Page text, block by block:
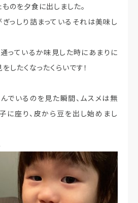
のを夕食に出しました。
っしり詰まっているそれは美味し
っているか味見した時にあまりに
したくなったくらいです！
でいるのを見た瞬間、ムスメは無
に座り、皮から豆を出し始めまし